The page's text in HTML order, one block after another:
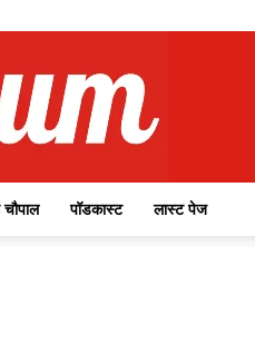
पॉडकास्ट लास्ट पेज